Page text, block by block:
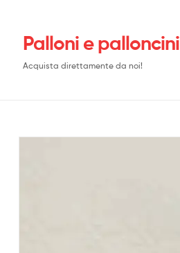
Palloni e palloncini
Acquista direttamente da noi!